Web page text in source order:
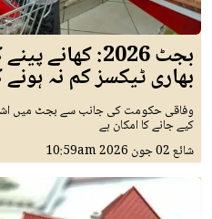
بجٹ 2026:
بھاری ٹیکسز کم نہ ہونے
وفاقی حکومت کی جانب سے بجٹ میں
کیے جانے کا امکان ہے
شائع02 جون 2026 10:59am